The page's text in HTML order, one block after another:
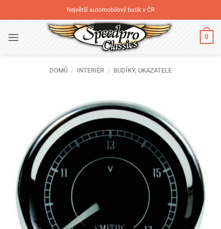
na
Největší automobilový butik v ČR
0
DOMŮ / INTERIÉR / BUDÍKY, UKAZATELE